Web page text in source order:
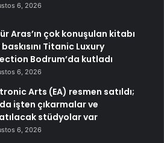
6, 2026
Aras’ın çok konuşulan kitabı
Titanic Luxury
Bodrum’da kutladı
6, 2026
Arts (EA) resmen satıldı;
işten çıkarmalar ve
stüdyolar var
6, 2026